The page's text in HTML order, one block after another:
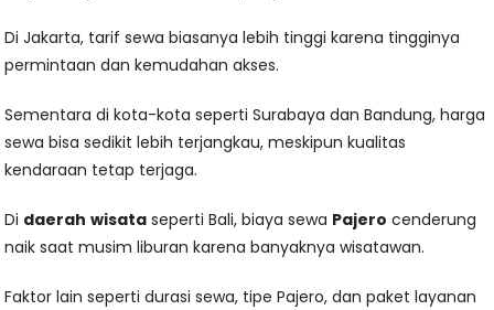
Di Jakarta, tarif sewa biasanya lebih tinggi karena tingginya
permintaan dan kemudahan akses.
Sementara di kota-kota seperti Surabaya dan Bandung, harga
sewa bisa sedikit lebih terjangkau, meskipun kualitas
kendaraan tetap terjaga.
Di daerah wisata seperti Bali, biaya sewa Pajero cenderung
naik saat musim liburan karena banyaknya wisatawan.
Faktor lain seperti durasi sewa, tipe Pajero, dan paket layanan